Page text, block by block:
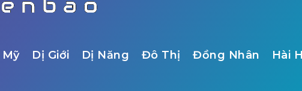
Dị Giới Dị Năng Đô Thị Đồng Nhân Hài